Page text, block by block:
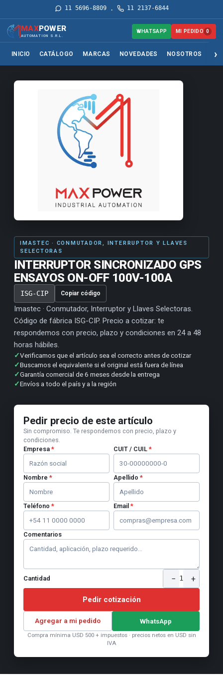
11 5696-8809· 11 2137-6844
MAXPOWER
AUTOMATION S.R.L.
INICIO CATÁLOGO MARCAS NOVEDADES NOSOTROS
WHATSAPP MI PEDIDO 0
IMASTEC · CONMUTADOR, INTERRUPTOR Y LLAVES
SELECTORAS
INTERRUPTOR SINCRONIZADO GPS
ENSAYOS ON-OFF 100V-100A
ISG-CIP Copiar código
Imastec · Conmutador, Interruptor y Llaves Selectoras.
Código de fábrica ISG-CIP. Precio a cotizar: te
respondemos con precio, plazo y condiciones en 24 a 48
horas hábiles.
✓Verificamos que el artículo sea el correcto antes de cotizar
✓Buscamos el equivalente si el original está fuera de línea
✓Garantía comercial de 6 meses desde la entrega
✓Envíos a todo el país y a la región
Pedir precio de este artículo
Sin compromiso. Te respondemos con precio, plazo y
condiciones.
Empresa * CUIT / CUIL *
Nombre * Apellido *
Teléfono * Email *
Comentarios
Cantidad − 1 +
Pedir cotización
Agregar a mi pedido WhatsApp
Compra mínima USD 500 + impuestos · precios netos en USD sin
IVA